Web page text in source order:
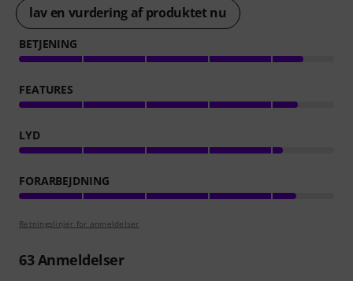
lav en vurdering af produktet nu
BETJENING
FEATURES
LYD
FORARBEJDNING
Retningslinjer for anmeldelser
63Anmeldelser